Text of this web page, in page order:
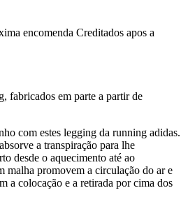
encomenda Creditados apos a
fabricados em parte a partir de
com estes legging da running adidas.
a transpiração para lhe
desde o aquecimento até ao
malha promovem a circulação do ar e
a colocação e a retirada por cima dos